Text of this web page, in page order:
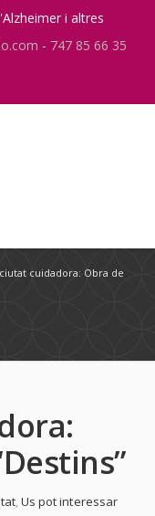
i altres
- 747 85 66 35
cuidadora: Obra de
,Us pot interessar